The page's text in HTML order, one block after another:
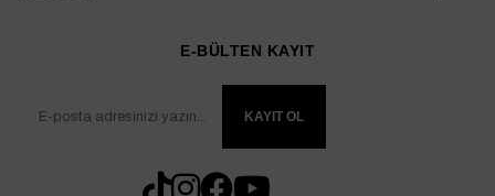
E-BÜLTEN KAYIT
KAYIT OL